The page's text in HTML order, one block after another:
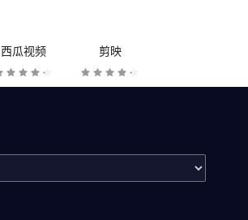
西瓜视频 剪映